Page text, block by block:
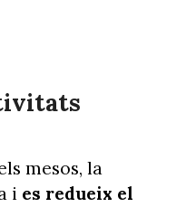
mesos, la
i es redueix el